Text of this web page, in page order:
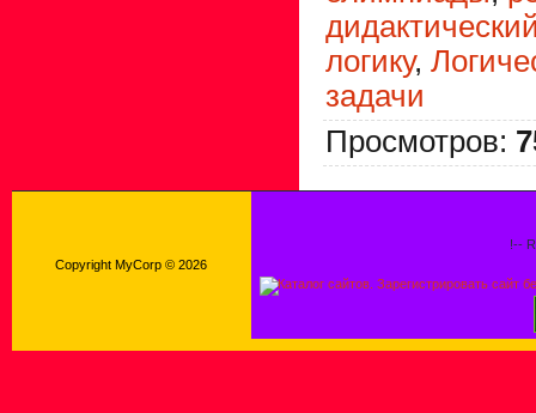
логику,
задачи
Просмотров:
Copyright MyCorp © 2026
!--